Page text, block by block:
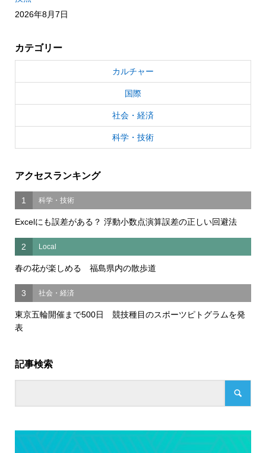
2026年8月7日
カテゴリー
カルチャー
国際
社会・経済
科学・技術
アクセスランキング
1 科学・技術
Excelにも誤差がある？ 浮動小数点演算誤差の正しい回避法
2 Local
春の花が楽しめる 福島県内の散歩道
3 社会・経済
東京五輪開催まで500日 競技種目のスポーツピトグラムを発
表
記事検索